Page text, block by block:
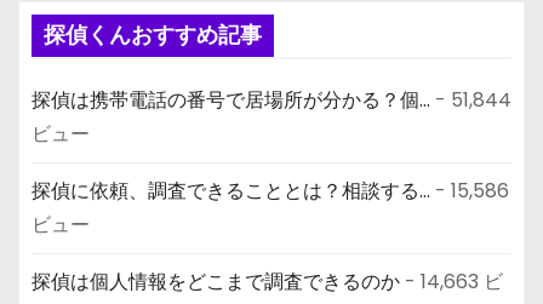
探偵くんおすすめ記事
探偵は携帯電話の番号で居場所が分かる？個... - 51,844
ビュー
探偵に依頼、調査できることとは？相談する... - 15,586
ビュー
探偵は個人情報をどこまで調査できるのか - 14,663 ビ